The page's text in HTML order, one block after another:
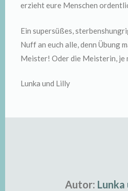
erzieht eure Menschen
Ein supersüßes,
Nuff an euch alle, denn Übung
Meister! Oder die Meisterin, je
Lunka und Lilly
Autor: Lunka